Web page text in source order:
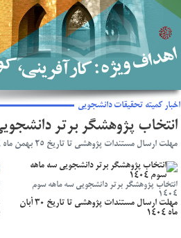
اخبار کمیته تحقیقات دانشجویی
انتخاب پژوهشگر برتر دانشجویی
مهلت ارسال مستندات پژوهشی تا تاریخ 25 بهمن ماه 1404
انتخاب پژوهشگر برتر دانشجویی سه ماهه سوم
1404
مهلت ارسال مستندات پژوهشی تا تاریخ 30 آبان
ماه 1404